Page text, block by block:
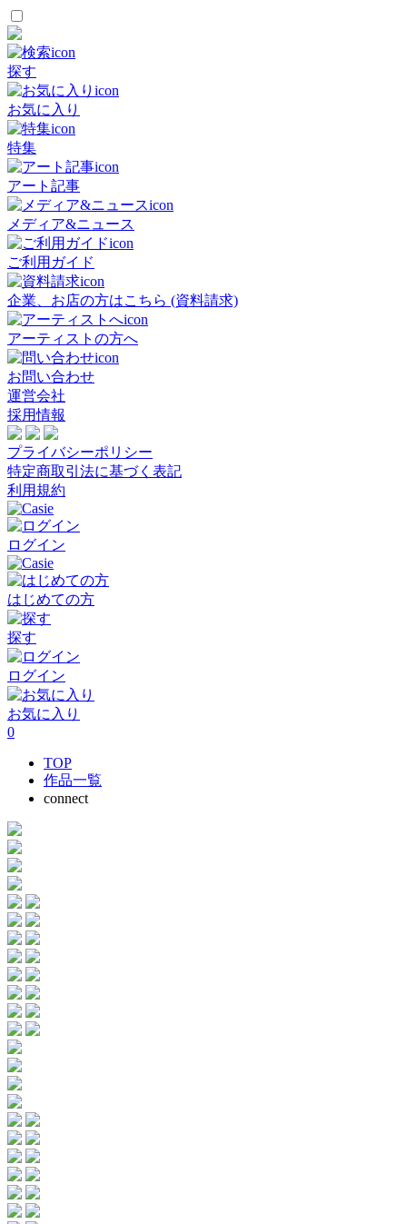
探す
お気に入り
特集
アート記事
メディア&ニュース
ご利用ガイド
企業、お店の方はこちら (資料請求)
アーティストの方へ
お問い合わせ
運営会社
採用情報
プライバシーポリシー
特定商取引法に基づく表記
利用規約
ログイン
はじめての方
探す
ログイン
お気に入り
0
TOP
作品一覧
connect